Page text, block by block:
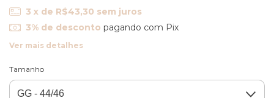
3 x de R$43,30 sem juros
3% de desconto pagando com Pix
Ver mais detalhes
Tamanho